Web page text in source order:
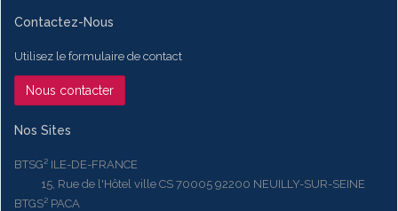
Contactez-Nous
Utilisez le formulaire de contact
Nous contacter
Nos Sites
BTSG² ILE-DE-FRANCE
15, Rue de l'Hôtel ville CS 70005 92200 NEUILLY-SUR-SEINE
BTGS² PACA